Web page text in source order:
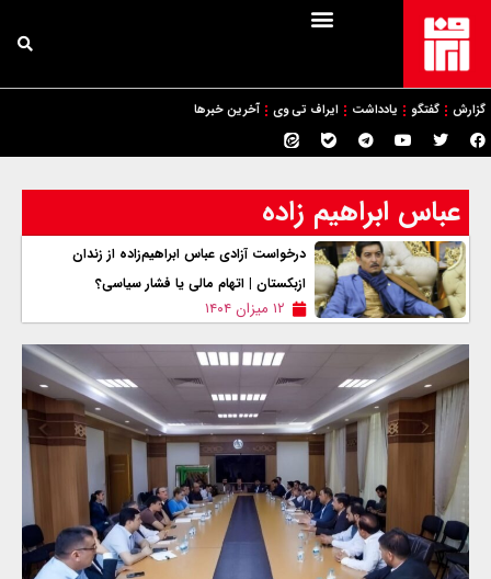
گزارش گفتگو یادداشت ایراف تی وی آخرین خبرها
عباس ابراهیم زاده
درخواست آزادی عباس ابراهیم‌زاده از زندان
ازبکستان | اتهام مالی یا فشار سیاسی؟
۱۲ میزان ۱۴۰۴